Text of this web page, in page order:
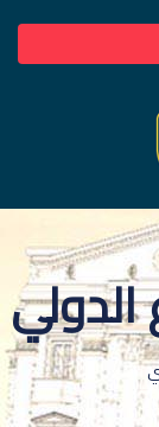
الدولي